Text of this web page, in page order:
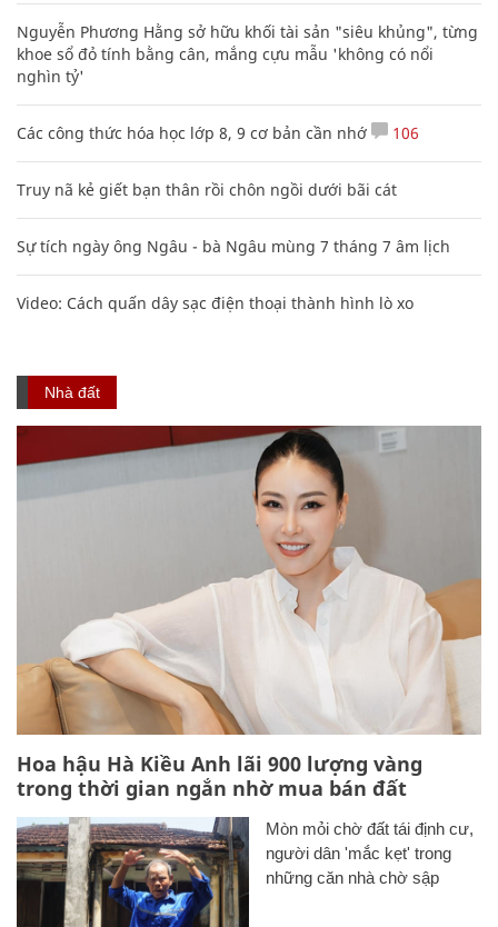
Nguyễn Phương Hằng sở hữu khối tài sản "siêu khủng", từng
khoe sổ đỏ tính bằng cân, mắng cựu mẫu 'không có nổi
nghìn tỷ'
Các công thức hóa học lớp 8, 9 cơ bản cần nhớ 106
Truy nã kẻ giết bạn thân rồi chôn ngồi dưới bãi cát
Sự tích ngày ông Ngâu - bà Ngâu mùng 7 tháng 7 âm lịch
Video: Cách quấn dây sạc điện thoại thành hình lò xo
Nhà đất
Hoa hậu Hà Kiều Anh lãi 900 lượng vàng
trong thời gian ngắn nhờ mua bán đất
Mòn mỏi chờ đất tái định cư,
người dân 'mắc kẹt' trong
những căn nhà chờ sập